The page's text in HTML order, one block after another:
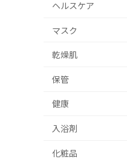
ヘルスケア
マスク
乾燥肌
保管
健康
入浴剤
化粧品